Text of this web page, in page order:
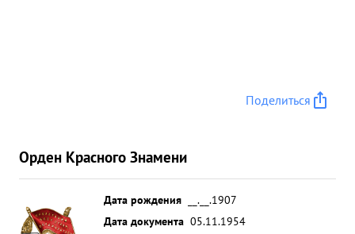
Поделиться
Орден Красного Знамени
Дата рождения
__.__.1907
Дата документа 05.11.1954